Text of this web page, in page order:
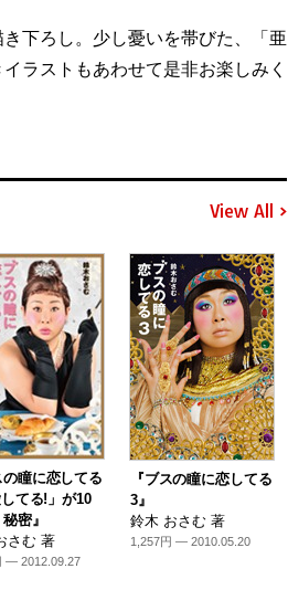
下ろし。少し憂いを帯びた、「亜
ラストもあわせて是非お楽しみく
View All
の瞳に恋してる
てる!」が10
密』
さむ 著
— 2012.09.27
『ブスの瞳に恋してる
3』
鈴木 おさむ 著
1,257円 — 2010.05.20